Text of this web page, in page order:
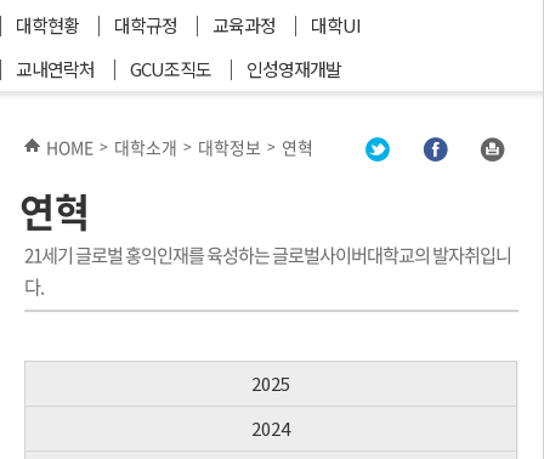
대학현황
대학규정 교육과정
대학UI
교내연락처
GCU조직도 인성영재개발
HOME > 대학소개 > 대학정보 > 연혁
연혁
21세기 글로벌 홍익인재를 육성하는 글로벌사이버대학교의 발자취입니
다.
2025
2024